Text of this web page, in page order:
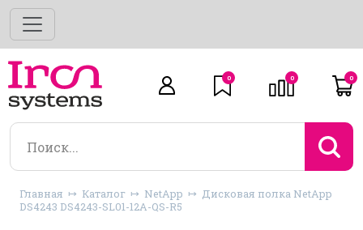
0 0 0
Главная Каталог NetApp
Дисковая полка NetApp
DS4243 DS4243-SL01-12A-QS-R5